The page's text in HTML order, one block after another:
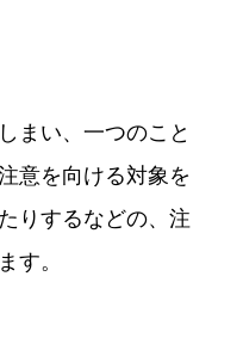
まい、一つのこと
意を向ける対象を
りするなどの、注
す。